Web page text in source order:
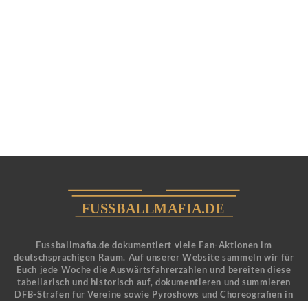
Fussballmafia.de dokumentiert viele Fan-Aktionen im
deutschsprachigen Raum. Auf unserer Website sammeln wir für
Euch jede Woche die Auswärtsfahrerzahlen und bereiten diese
tabellarisch und historisch auf, dokumentieren und summieren
DFB-Strafen für Vereine sowie Pyroshows und Choreografien in